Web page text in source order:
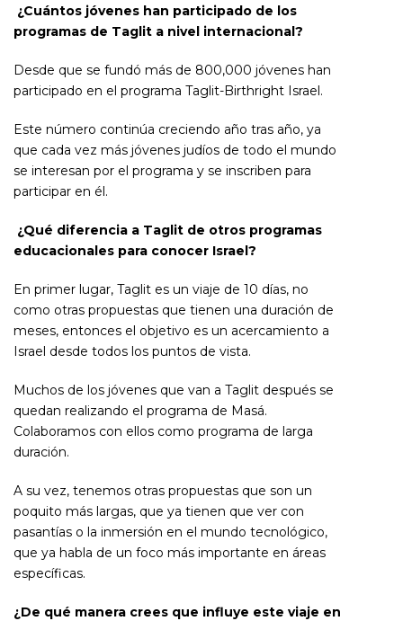
¿Cuántos jóvenes han participado de los
programas de Taglit a nivel internacional?
Desde que se fundó más de 800,000 jóvenes han
participado en el programa Taglit-Birthright Israel.
Este número continúa creciendo año tras año, ya
que cada vez más jóvenes judíos de todo el mundo
se interesan por el programa y se inscriben para
participar en él.
¿Qué diferencia a Taglit de otros programas
educacionales para conocer Israel?
En primer lugar, Taglit es un viaje de 10 días, no
como otras propuestas que tienen una duración de
meses, entonces el objetivo es un acercamiento a
Israel desde todos los puntos de vista.
Muchos de los jóvenes que van a Taglit después se
quedan realizando el programa de Masá.
Colaboramos con ellos como programa de larga
duración.
A su vez, tenemos otras propuestas que son un
poquito más largas, que ya tienen que ver con
pasantías o la inmersión en el mundo tecnológico,
que ya habla de un foco más importante en áreas
específicas.
¿De qué manera crees que influye este viaje en